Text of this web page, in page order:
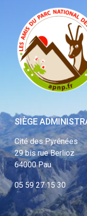
SIÈGE
Cité des Pyrénées
29 bis rue Berlioz
64000 Pau
05 59 27 15 30